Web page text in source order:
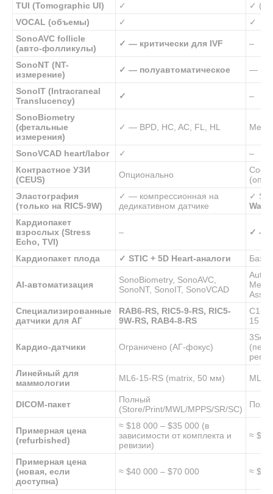
TUI (Tomographic UI) ✓
✓
VOCAL (объемы)
✓
✓
SonoAVC follicle
(авто-фолликулы)
✓ — критически для IVF –
SonoNT (NT-
измерение)
✓ — полуавтоматическое —
SonoIT (Intracraneal
Translucency)
✓ –
SonoBiometry
(фетальные
измерения)
✓ — BPD, HC, AC, FL, HL
SonoVCAD heart/labor ✓
–
Контрастное УЗИ
(CEUS)
Опционально
Эластография
(только на RIC5-9W)
✓ — компрессионная на
дедикативном датчике
✓
Wave
Кардиопакет
взрослых (Stress
Echo, TVI)
– ✓ —
Кардиопакет плода ✓ STIC + 5D Heart-аналоги
AI-автоматизация
SonoBiometry, SonoAVC,
SonoNT, SonoIT, SonoVCAD
Auto
Специализированные
датчики для АГ
RAB6-RS, RIC5-9-RS, RIC5-
9W-RS, RAB4-8-RS
C1-5,
15 +
Кардио-датчики Ограничено (АГ-фокус)
3Sc-
pencil
Линейный для
маммологии
ML6-15-RS (matrix, 50 мм) ML6-
DICOM-пакет
Полный
(Store/Print/MWL/MPPS/SR/SC)
Примерная цена
(refurbished)
≈ $18 000 – $35 000 (в
зависимости от комплекта и
ревизии)
≈
Примерная цена
(новая, если
доступна)
≈ $40 000 – $70 000 ≈